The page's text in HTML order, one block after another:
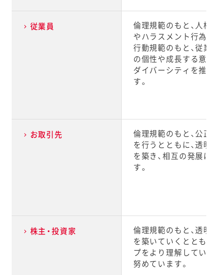
従業員
倫理規範のもと、人権
やハラスメント行為を
行動規範のもと、従業
の個性や成長する意欲
ダイバーシティを推進
す。
お取引先
倫理規範のもと、公正
を行うとともに、透明
を築き、相互の発展に
す。
株主・投資家
倫理規範のもと、透明
を築いていくとともに
プをより理解していた
努めています。